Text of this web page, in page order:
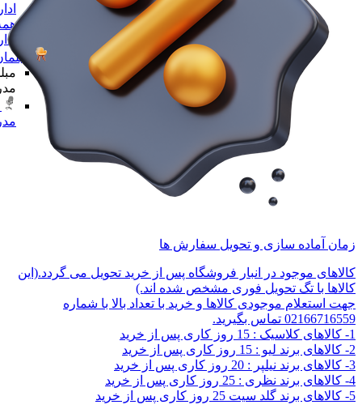
زمان آماده سازی و تحویل سفارش ها
کالاهای موجود در انبار فروشگاه پس از خرید تحویل می گردد.(این
کالاها با تگ تحویل فوری مشخص شده اند.)
جهت استعلام موجودی کالاها و خرید با تعداد بالا با شماره
02166716559 تماس بگیرید.
1- کالاهای کلاسیک : 15 روز کاری پس از خرید
2- کالاهای برند لیو : 15 روز کاری پس از خرید
3- کالاهای برند نیلپر : 20 روز کاری پس از خرید
4- کالاهای برند نظری : 25 روز کاری پس از خرید
5- کالاهای برند گلد سیت 25 روز کاری پس از خرید